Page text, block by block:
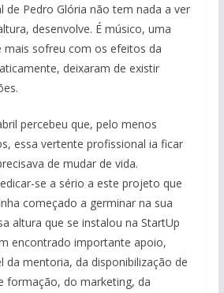
de Pedro Glória não tem nada a ver
desenvolve. É músico, uma
mais sofreu com os efeitos da
deixaram de existir
percebeu que, pelo menos
essa vertente profissional ia ficar
de mudar de vida.
se a sério a este projeto que
começado a germinar na sua
altura que se instalou na StartUp
encontrado importante apoio,
da mentoria, da disponibilização de
formação, do marketing, da